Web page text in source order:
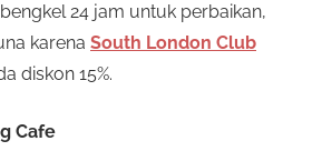
24 jam untuk perbaikan,
karena South London Club
diskon 15%.
Cafe